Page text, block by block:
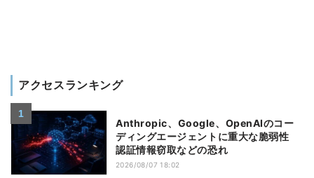
アクセスランキング
Anthropic、Google、OpenAIのコー
ディングエージェントに重大な脆弱性
認証情報窃取などの恐れ
2026/08/07 18:02